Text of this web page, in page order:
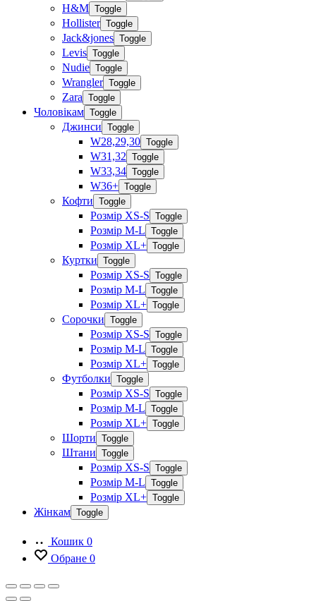
H&M Toggle
Hollister Toggle
Jack&jones Toggle
Levis Toggle
Nudie Toggle
Wrangler Toggle
Zara Toggle
Чоловікам Toggle
Джинси Toggle
W28,29,30 Toggle
W31,32 Toggle
W33,34 Toggle
W36+ Toggle
Кофти Toggle
Розмір XS-S Toggle
Розмір M-L Toggle
Розмір XL+ Toggle
Куртки Toggle
Розмір XS-S Toggle
Розмір M-L Toggle
Розмір XL+ Toggle
Сорочки Toggle
Розмір XS-S Toggle
Розмір M-L Toggle
Розмір XL+ Toggle
Футболки Toggle
Розмір XS-S Toggle
Розмір M-L Toggle
Розмір XL+ Toggle
Шорти Toggle
Штани Toggle
Розмір XS-S Toggle
Розмір M-L Toggle
Розмір XL+ Toggle
Жінкам Toggle
Кошик 0
Обране 0